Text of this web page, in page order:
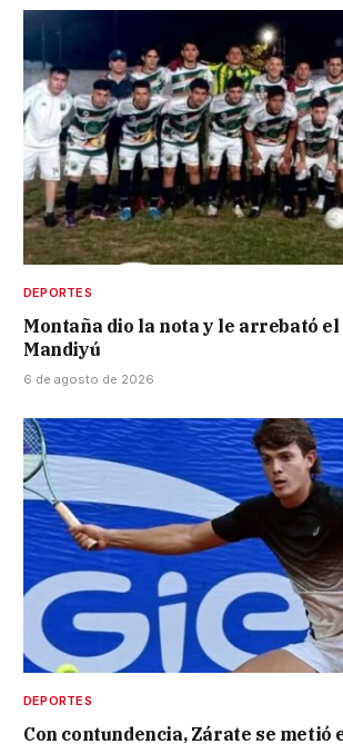
DEPORTES
Montaña dio la nota y le arrebató
Mandiyú
6 de agosto de 2026
DEPORTES
Con contundencia, Zárate se metió